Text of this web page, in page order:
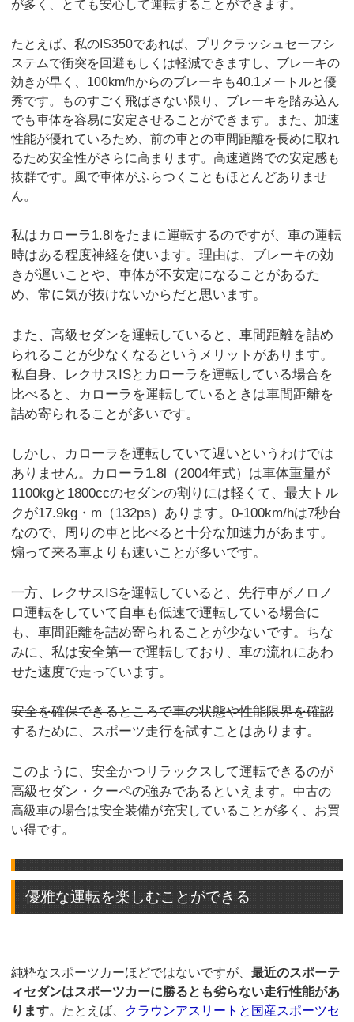
が多く、とても安心して運転することができます。
たとえば、私のIS350であれば、プリクラッシュセーフシ
ステムで衝突を回避もしくは軽減できますし、ブレーキの
効きが早く、100km/hからのブレーキも40.1メートルと優
秀です。ものすごく飛ばさない限り、ブレーキを踏み込ん
でも車体を容易に安定させることができます。また、加速
性能が優れているため、前の車との車間距離を長めに取れ
るため安全性がさらに高まります。高速道路での安定感も
抜群です。風で車体がふらつくこともほとんどありませ
ん。
私はカローラ1.8lをたまに運転するのですが、車の運転
時はある程度神経を使います。理由は、ブレーキの効
きが遅いことや、車体が不安定になることがあるた
め、常に気が抜けないからだと思います。
また、高級セダンを運転していると、車間距離を詰め
られることが少なくなるというメリットがあります。
私自身、レクサスISとカローラを運転している場合を
比べると、カローラを運転しているときは車間距離を
詰め寄られることが多いです。
しかし、カローラを運転していて遅いというわけでは
ありません。カローラ1.8l（2004年式）は車体重量が
1100kgと1800ccのセダンの割りには軽くて、最大トル
クが17.9kg・m（132ps）あります。0-100km/hは7秒台
なので、周りの車と比べると十分な加速力があます。
煽って来る車よりも速いことが多いです。
一方、レクサスISを運転していると、先行車がノロノ
ロ運転をしていて自車も低速で運転している場合に
も、車間距離を詰め寄られることが少ないです。ちな
みに、私は安全第一で運転しており、車の流れにあわ
せた速度で走っています。
安全を確保できるところで車の状態や性能限界を確認
するために、スポーツ走行を試すことはあります。
このように、安全かつリラックスして運転できるのが
高級セダン・クーペの強みであるといえます。 中古の
高級車の場合は安全装備が充実していることが多く、お買
い得です。
優雅な運転を楽しむことができる
純粋なスポーツカーほどではないですが、最近のスポーテ
ィセダンはスポーツカーに勝るとも劣らない走行性能があ
ります。たとえば、 クラウンアスリートと国産スポーツセ